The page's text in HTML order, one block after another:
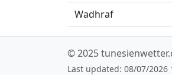
Wadhraf
© 2025
Last updated: 08/07/2026